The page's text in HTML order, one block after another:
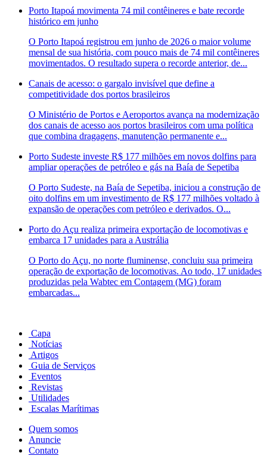
Porto Itapoá movimenta 74 mil contêineres e bate recorde
histórico em junho
O Porto Itapoá registrou em junho de 2026 o maior volume
mensal de sua história, com pouco mais de 74 mil contêineres
movimentados. O resultado supera o recorde anterior, de...
Canais de acesso: o gargalo invisível que define a
competitividade dos portos brasileiros
O Ministério de Portos e Aeroportos avança na modernização
dos canais de acesso aos portos brasileiros com uma política
que combina dragagens, manutenção permanente e...
Porto Sudeste investe R$ 177 milhões em novos dolfins para
ampliar operações de petróleo e gás na Baía de Sepetiba
O Porto Sudeste, na Baía de Sepetiba, iniciou a construção de
oito dolfins em um investimento de R$ 177 milhões voltado à
expansão de operações com petróleo e derivados. O...
Porto do Açu realiza primeira exportação de locomotivas e
embarca 17 unidades para a Austrália
O Porto do Açu, no norte fluminense, concluiu sua primeira
operação de exportação de locomotivas. Ao todo, 17 unidades
produzidas pela Wabtec em Contagem (MG) foram
embarcadas...
Capa
Notícias
Artigos
Guia de Serviços
Eventos
Revistas
Utilidades
Escalas Marítimas
Quem somos
Anuncie
Contato